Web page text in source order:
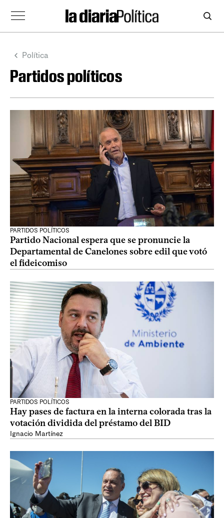
Política
Partidos políticos
PARTIDOS POLÍTICOS
Partido Nacional espera que se pronuncie la
Departamental de Canelones sobre edil que votó
el fideicomiso
PARTIDOS POLÍTICOS
Hay pases de factura en la interna colorada tras la
votación dividida del préstamo del BID
Ignacio Martínez